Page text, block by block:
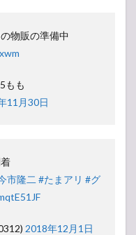
物販の準備中
もも
11月30日
市隆二 #たまアリ #グ
2018年12月1日